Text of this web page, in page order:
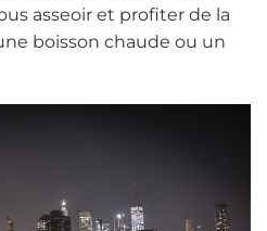
asseoir et profiter de la
boisson chaude ou un